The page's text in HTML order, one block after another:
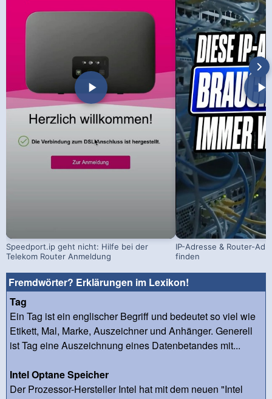
Speedport.ip geht nicht: Hilfe bei der
Telekom Router Anmeldung
IP-Adresse & Router-
finden
Fremdwörter? Erklärungen im Lexikon!
Tag
Ein Tag ist ein englischer Begriff und bedeutet so viel wie
Etikett, Mal, Marke, Auszeichner und Anhänger. Generell
ist Tag eine Auszeichnung eines Datenbetandes mit...
Intel Optane Speicher
Der Prozessor-Hersteller Intel hat mit dem neuen "Intel